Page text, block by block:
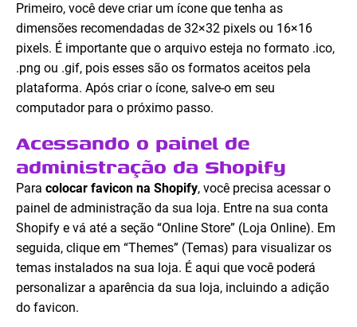
Primeiro, você deve criar um ícone que tenha as
dimensões recomendadas de 32×32 pixels ou 16×16
pixels. É importante que o arquivo esteja no formato .ico,
.png ou .gif, pois esses são os formatos aceitos pela
plataforma. Após criar o ícone, salve-o em seu
computador para o próximo passo.
Acessando o painel de
administração da Shopify
Para colocar favicon na Shopify, você precisa acessar o
painel de administração da sua loja. Entre na sua conta
Shopify e vá até a seção “Online Store” (Loja Online). Em
seguida, clique em “Themes” (Temas) para visualizar os
temas instalados na sua loja. É aqui que você poderá
personalizar a aparência da sua loja, incluindo a adição
do favicon.